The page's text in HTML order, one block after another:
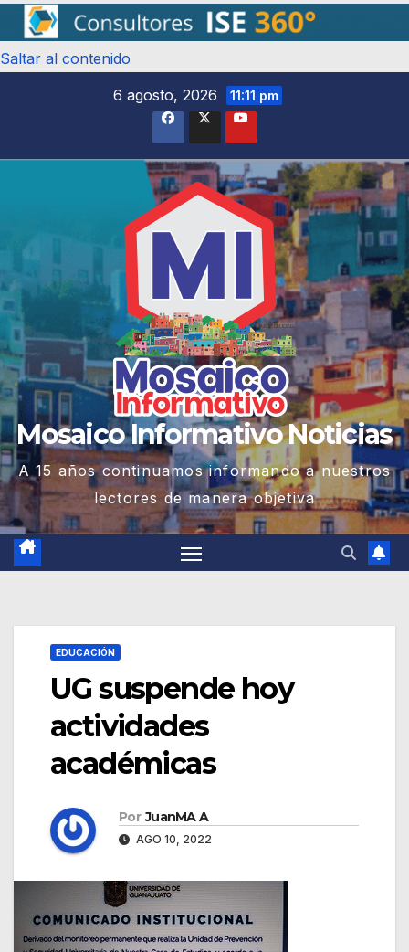
Saltar al contenido
6 agosto, 2026
11:11 pm
Mosaico Informativo Noticias
A 15 años continuamos informando a nuestros
lectores de manera objetiva
EDUCACIÓN
UG suspende hoy
actividades
académicas
Por JuanMA A
AGO 10, 2022